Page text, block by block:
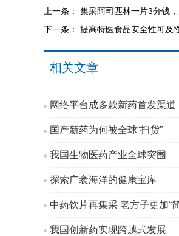
上一条： 集采阿司匹林一片3分钱
下一条： 提高特医食品安全性可及
相关文章
网络平台成多款新药首发渠道
国产新药为何被全球“扫货”
我国生物医药产业全球突围
探索广袤海洋的健康宝库
中药饮片再集采 老方子更加“
我国创新药实现跨越式发展